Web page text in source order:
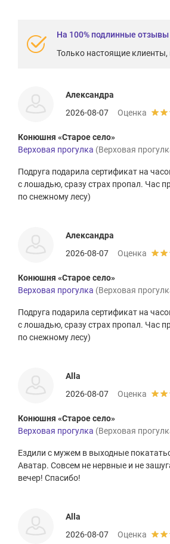
На 100% подлинные отзывы
Только настоящие
Александра
2026-08-07
Оценка
Конюшня «Старое село»
Верховая прогулка (Верховая
Подруга подарила сертификат на
с лошадью, сразу страх пропал. Час
по снежному лесу)
Александра
2026-08-07
Оценка
Конюшня «Старое село»
Верховая прогулка (Верховая
Подруга подарила сертификат на
с лошадью, сразу страх пропал. Час
по снежному лесу)
Alla
2026-08-07
Оценка
Конюшня «Старое село»
Верховая прогулка (Верховая
Ездили с мужем в выходные
Аватар. Совсем не нервные и не
вечер! Спасибо!
Alla
2026-08-07
Оценка